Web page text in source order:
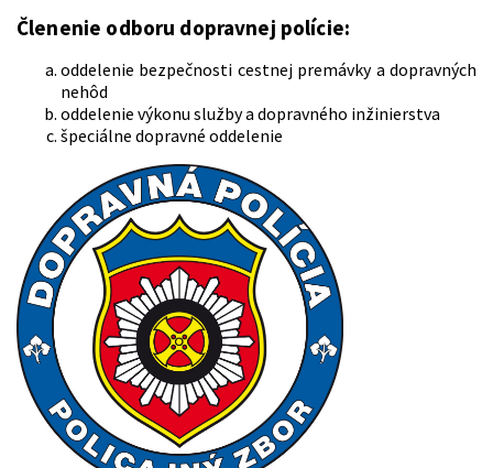
Členenie odboru dopravnej polície:
oddelenie bezpečnosti cestnej premávky a dopravných
nehôd
oddelenie výkonu služby a dopravného inžinierstva
špeciálne dopravné oddelenie